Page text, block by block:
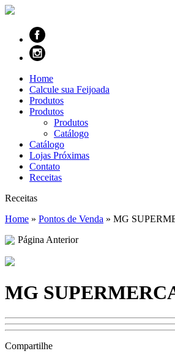
Home
Calcule sua Feijoada
Produtos
Produtos
Produtos
Catálogo
Catálogo
Lojas Próximas
Contato
Receitas
Receitas
Home » Pontos de Venda » MG
Página Anterior
MG
Compartilhe